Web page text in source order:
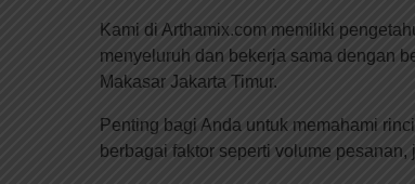
Kami di Arthamix.com memiliki
menyeluruh dan bekerja sama dengan
Makasar Jakarta Timur.
Penting bagi Anda untuk memahami
berbagai faktor seperti volume